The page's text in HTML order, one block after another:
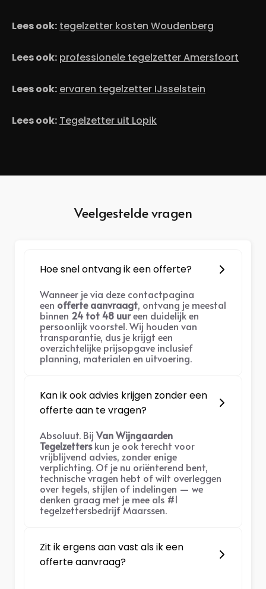
Lees ook: tegelzetter kosten Woudenberg
Lees ook: professionele tegelzetter Amersfoort
Lees ook: ervaren tegelzetter IJsselstein
Lees ook: Tegelzetter uit Lopik
Veelgestelde vragen
Hoe snel ontvang ik een offerte?
Wanneer je via deze contactpagina
een offerte aanvraagt, ontvang je meestal
binnen 24 tot 48 uureen duidelijk en
persoonlijk voorstel. Wij houden van
transparantie, dus je krijgt een
overzichtelijke prijsopgave inclusief
planning, materialen en uitvoering.
Kan ik ook advies krijgen zonder een
offerte aan te vragen?
Absoluut. BijVan Wijngaarden
Tegelzetterskun je ook terecht voor
vrijblijvend advies, zonder enige
verplichting. Of je nu oriënterend bent,
technische vragen hebt of wilt overleggen
over tegels, stijlen of indelingen — we
denken graag met je mee als #1
tegelzettersbedrijf Maarssen.
Zit ik ergens aan vast als ik een
offerte aanvraag?